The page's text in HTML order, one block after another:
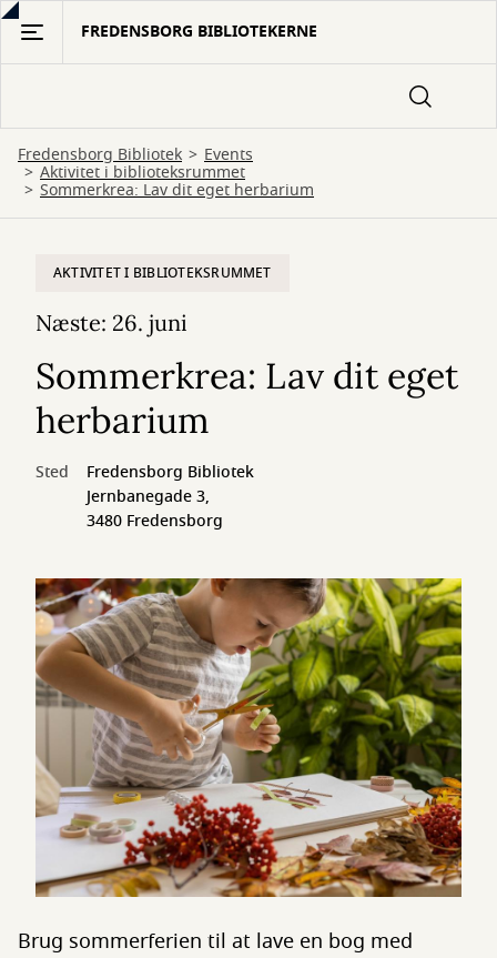
Gå
hovedindhold
FREDENSBORG BIBLIOTEKERNE
Fredensborg Bibliotek Events
Aktivitet i biblioteksrummet
Sommerkrea: Lav dit eget herbarium
AKTIVITET I BIBLIOTEKSRUMMET
Næste: 26. juni
Sommerkrea: Lav dit eget
herbarium
Sted
Fredensborg Bibliotek
Jernbanegade 3,
3480 Fredensborg
Brug sommerferien til at lave en bog med